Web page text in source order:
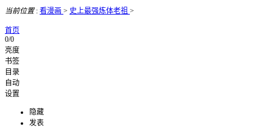
当前位置: 看漫画 > 史上最强炼体老祖 >
首页
0/0
亮度
书签
目录
自动
设置
隐藏
发表